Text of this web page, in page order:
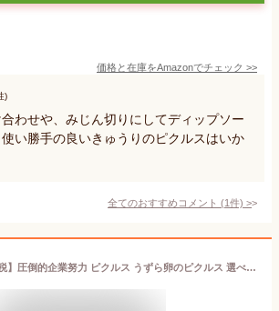
価格と在庫をAmazonでチェック >>
)
わせや、みじん切りにしてディップソー
い勝手の良いきゅうりのピクルスはいか
全てのおすすめコメント (1件) >
【ふるさと納税】圧倒的企業努力 ピクルス うずら卵のピクルス 選べる 2本 / うずら卵 水なすピクルス和風 各 1本 / 5本 / 10本 セット 国産 昆布だし 着色料 保存料 無添加 いずみピクルス 晩酌 おかず 常備菜 最短 翌日発送 5営業日 泉佐野市 送料無料 NSW